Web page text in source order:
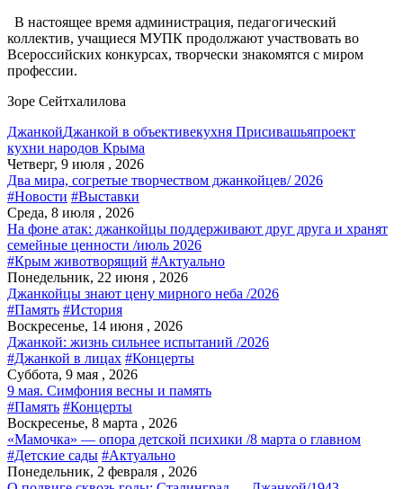
В настоящее время администрация, педагогический
коллектив, учащиеся МУПК продолжают участвовать во
Всероссийских конкурсах, творчески знакомятся с миром
профессии.
Зоре Сейтхалилова
ДжанкойДжанкой в объективекухня Присивашьяпроект
кухни народов Крыма
Четверг, 9 июля , 2026
Два мира, согретые творчеством джанкойцев/ 2026
#Новости #Выставки
Среда, 8 июля , 2026
На фоне атак: джанкойцы поддерживают друг друга и хранят
семейные ценности /июль 2026
#Крым животворящий #Актуально
Понедельник, 22 июня , 2026
Джанкойцы знают цену мирного неба /2026
#Память #История
Воскресенье, 14 июня , 2026
Джанкой: жизнь сильнее испытаний /2026
#Джанкой в лицах #Концерты
Суббота, 9 мая , 2026
9 мая. Симфония весны и память
#Память #Концерты
Воскресенье, 8 марта , 2026
«Мамочка» — опора детской психики /8 марта о главном
#Детские сады #Актуально
Понедельник, 2 февраля , 2026